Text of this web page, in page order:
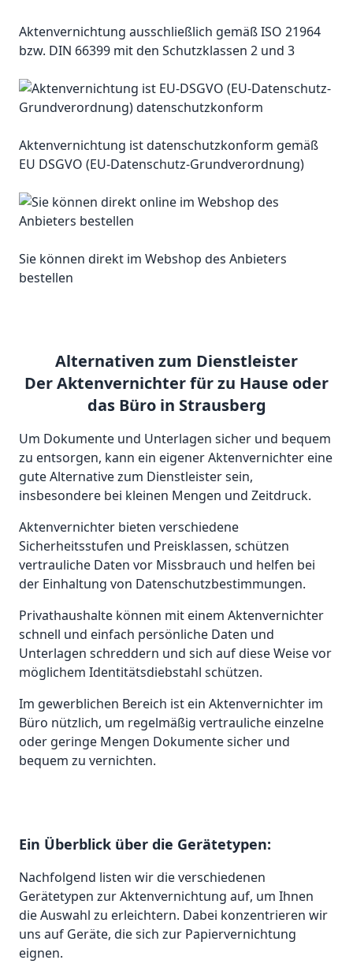
Aktenvernichtung ausschließlich gemäß ISO 21964
bzw. DIN 66399 mit den Schutzklassen 2 und 3
Aktenvernichtung ist datenschutzkonform gemäß
EU DSGVO (EU-Datenschutz-Grundverordnung)
Sie können direkt im Webshop des Anbieters
bestellen
Alternativen zum Dienstleister
Der Aktenvernichter für zu Hause oder
das Büro in Strausberg
Um Dokumente und Unterlagen sicher und bequem
zu entsorgen, kann ein eigener Aktenvernichter eine
gute Alternative zum Dienstleister sein,
insbesondere bei kleinen Mengen und Zeitdruck.
Aktenvernichter bieten verschiedene
Sicherheitsstufen und Preisklassen, schützen
vertrauliche Daten vor Missbrauch und helfen bei
der Einhaltung von Datenschutzbestimmungen.
Privathaushalte können mit einem Aktenvernichter
schnell und einfach persönliche Daten und
Unterlagen schreddern und sich auf diese Weise vor
möglichem Identitätsdiebstahl schützen.
Im gewerblichen Bereich ist ein Aktenvernichter im
Büro nützlich, um regelmäßig vertrauliche einzelne
oder geringe Mengen Dokumente sicher und
bequem zu vernichten.
Ein Überblick über die Gerätetypen:
Nachfolgend listen wir die verschiedenen
Gerätetypen zur Aktenvernichtung auf, um Ihnen
die Auswahl zu erleichtern. Dabei konzentrieren wir
uns auf Geräte, die sich zur Papiervernichtung
eignen.